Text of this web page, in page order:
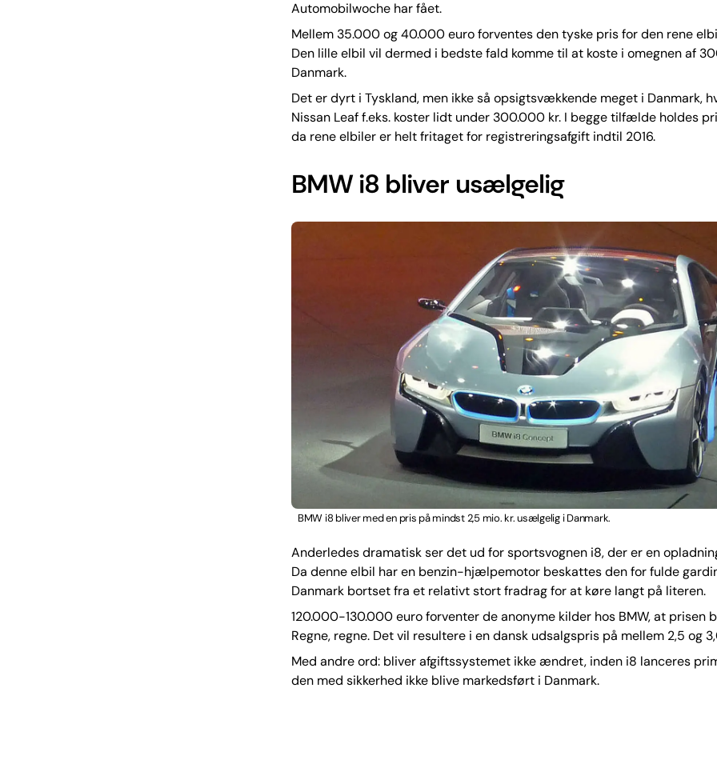
Automobilwoche har fået.
Mellem 35.000 og 40.000 euro forventes den tyske pris for den rene
Den lille elbil vil dermed i bedste fald komme til at koste i omegnen af
Danmark.
Det er dyrt i Tyskland, men ikke så opsigtsvækkende meget i Danmark,
Nissan Leaf f.eks. koster lidt under 300.000 kr. I begge tilfælde holdes
da rene elbiler er helt fritaget for registreringsafgift indtil 2016.
BMW i8 bliver usælgelig
BMW i8 bliver med en pris på mindst 2,5 mio. kr. usælgelig i Danmark.
Anderledes dramatisk ser det ud for sportsvognen i8, der er en
Da denne elbil har en benzin-hjælpemotor beskattes den for fulde
Danmark bortset fra et relativt stort fradrag for at køre langt på literen.
120.000-130.000 euro forventer de anonyme kilder hos BMW, at prisen
Regne, regne. Det vil resultere i en dansk udsalgspris på mellem 2,5 og
Med andre ord: bliver afgiftssystemet ikke ændret, inden i8 lanceres
den med sikkerhed ikke blive markedsført i Danmark.